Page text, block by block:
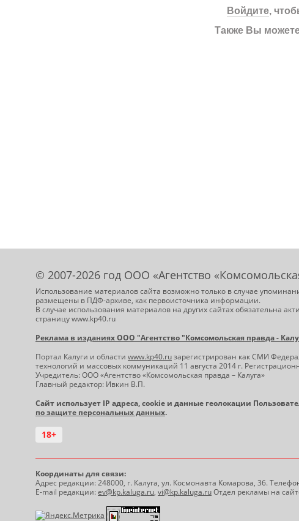
Войдите,
Также Вы
© 2007-2026 год ООО «Агентство
Использование материалов сайта возможно только в случае
размещены в ПДФ-архиве, как первоисточника информации.
В случае использования материалов на других сайтах обязательна
страницу www.kp40.ru
Реклама в изданиях ООО "Агентство "Комсомольская правда -
Портал Калуги и области www.kp40.ruзарегистрирован как СМИ
технологий и массовых коммуникаций 11 августа 2014 г.
Учредитель: ООО «Агентство «Комсомольская правда – Калуга»
Главный редактор: Ивкин В.П.
Сайт использует IP адреса, cookie и данные геолокации
по защите персональных данных.
18+
Координаты для связи:
Адрес редакции: 248000, г. Калуга, ул. Космонавта Комарова, 36.
E-mail редакции:ev@kp.kaluga.ru, vi@kp.kaluga.ruОтдел рекламы на